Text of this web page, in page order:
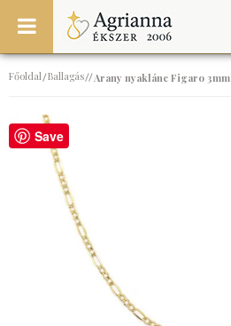
Főoldal/Ballagás//Arany nyaklánc Figaro 3mm
Save